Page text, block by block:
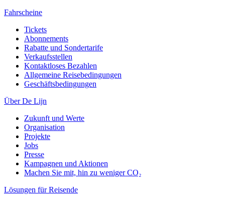
Fahrscheine
Tickets
Abonnements
Rabatte und Sondertarife
Verkaufsstellen
Kontaktloses Bezahlen
Allgemeine Reisebedingungen
Geschäftsbedingungen
Über De Lijn
Zukunft und Werte
Organisation
Projekte
Jobs
Presse
Kampagnen und Aktionen
Machen Sie mit, hin zu weniger CO₂
Lösungen für Reisende